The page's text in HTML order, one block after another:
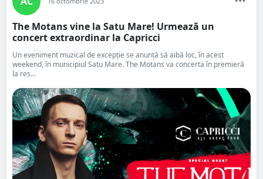
The Motans vine la Satu Mare! Urmează un
concert extraordinar la Capricci
Un eveniment muzical de excepție se anunță să aibă loc, în acest
weekend, în municipiul Satu Mare. The Motans va concerta în premieră
la res...